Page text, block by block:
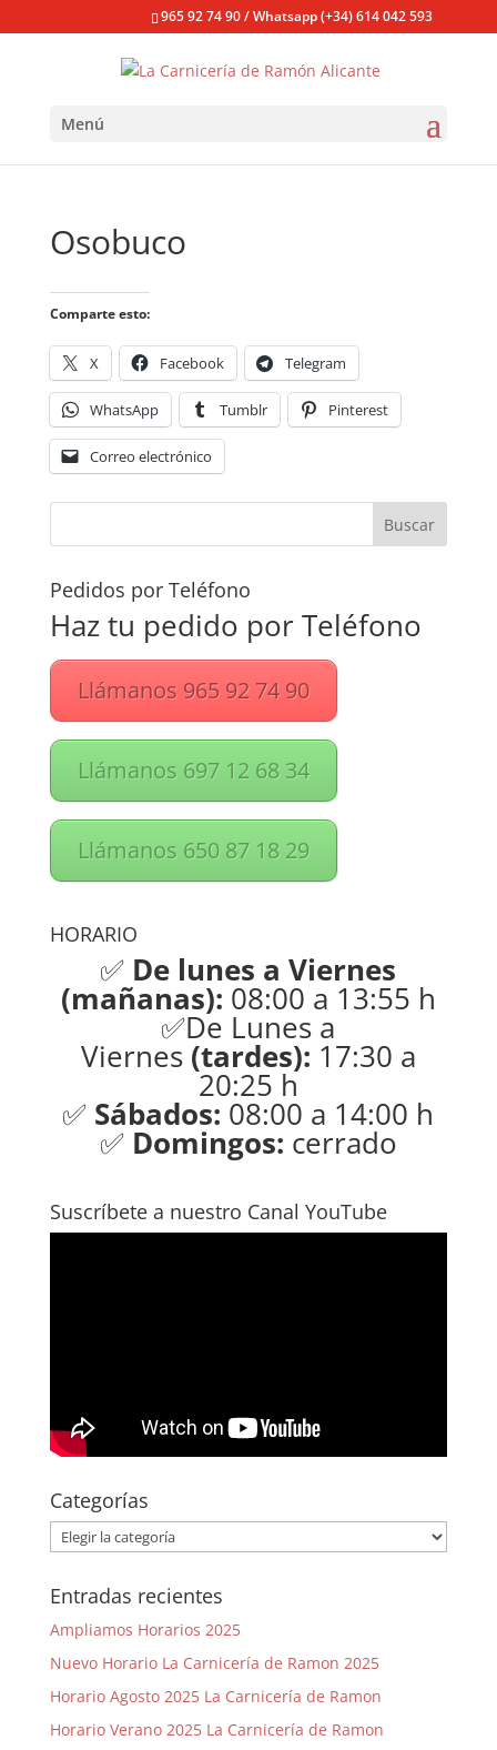
965 92 74 90 / Whatsapp (+34) 614 042 593
Menú
Osobuco
Comparte esto:
X Facebook Telegram
WhatsApp Tumblr Pinterest
Correo electrónico
Pedidos por Teléfono
Haz tu pedido por Teléfono
Llámanos 965 92 74 90
Llámanos 697 12 68 34
Llámanos 650 87 18 29
HORARIO
✅ De lunes a Viernes
(mañanas): 08:00 a 13:55 h
✅De Lunes a
Viernes(tardes): 17:30 a
20:25 h
✅ Sábados: 08:00 a 14:00 h
✅ Domingos: cerrado
Suscríbete a nuestro Canal YouTube
Categorías
Categorías
Entradas recientes
Ampliamos Horarios 2025
Nuevo Horario La Carnicería de Ramon 2025
Horario Agosto 2025 La Carnicería de Ramon
Horario Verano 2025 La Carnicería de Ramon